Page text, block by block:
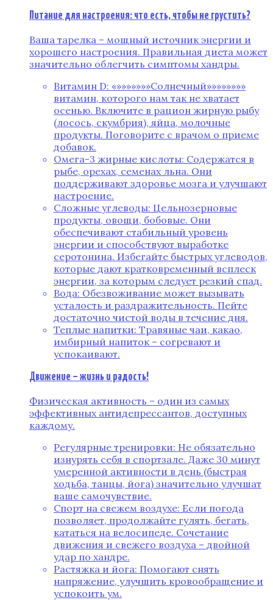
Питание для настроения: что есть, чтобы не грустить?
Ваша тарелка – мощный источник энергии и
хорошего настроения. Правильная диета может
значительно облегчить симптомы хандры.
Витамин D: «»»»»»»»Солнечный»»»»»»»»
витамин, которого нам так не хватает
осенью. Включите в рацион жирную рыбу
(лосось, скумбрия), яйца, молочные
продукты. Поговорите с врачом о приеме
добавок.
Омега-3 жирные кислоты: Содержатся в
рыбе, орехах, семенах льна. Они
поддерживают здоровье мозга и улучшают
настроение.
Сложные углеводы: Цельнозерновые
продукты, овощи, бобовые. Они
обеспечивают стабильный уровень
энергии и способствуют выработке
серотонина. Избегайте быстрых углеводов,
которые дают кратковременный всплеск
энергии, за которым следует резкий спад.
Вода: Обезвоживание может вызывать
усталость и раздражительность. Пейте
достаточно чистой воды в течение дня.
Теплые напитки: Травяные чаи, какао,
имбирный напиток – согревают и
успокаивают.
Движение – жизнь и радость!
Физическая активность – один из самых
эффективных антидепрессантов, доступных
каждому.
Регулярные тренировки: Не обязательно
изнурять себя в спортзале. Даже 30 минут
умеренной активности в день (быстрая
ходьба, танцы, йога) значительно улучшат
ваше самочувствие.
Спорт на свежем воздухе: Если погода
позволяет, продолжайте гулять, бегать,
кататься на велосипеде. Сочетание
движения и свежего воздуха – двойной
удар по хандре.
Растяжка и йога: Помогают снять
напряжение, улучшить кровообращение и
успокоить ум.